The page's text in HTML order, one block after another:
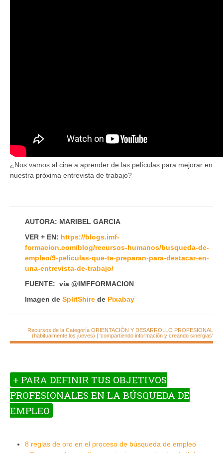
¿Nos vamos al cine a aprender de las películas para mejorar en
nuestra próxima entrevista de trabajo?
AUTORA: MARIBEL GARCIA
VER + EN: https://blogs.imf-
formacion.com/blog/recursos-humanos/busqueda-de-
empleo/9-peliculas-que-te-preparan-para-destacar-en-
una-entrevista-de-trabajo/
FUENTE: vía @IMFFORMACION
Imagen de SplitShire de Pixabay
Recursos de la Categoría ORIENTACIÓN Y DESARROLLO PROFESIONAL
(habitualmente los jueves) | 'compartiendo información y creando sinergias'
+ PARA DEFINIR TUS OBJETIVOS
PROFESIONALES EN LA BÚSQUEDA DE
EMPLEO
8 reglas de oro en el proceso de búsqueda de empleo